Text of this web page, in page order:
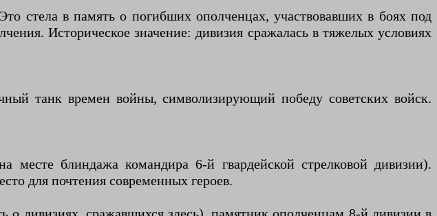
стела в память о погибших ополченцах, участвовавших в боях под
Историческое значение: дивизия сражалась в тяжелых условиях
танк времен войны, символизирующий победу советских войск.
месте блиндажа командира 6-й гвардейской стрелковой дивизии).
для почтения современных героев.